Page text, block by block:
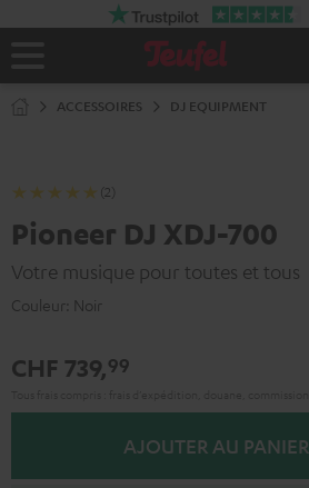
Page
ACCESSOIRES DJ EQUIPMENT
(2)
Pioneer DJ XDJ-700
Votre musique pour toutes et tous
Couleur: Noir
CHF 739,99
AJOUTER AU PANIER